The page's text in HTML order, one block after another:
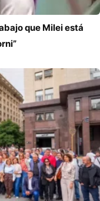
que Milei está